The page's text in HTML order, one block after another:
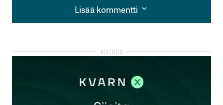
Lisää kommentti
Lisää kommentti
kirjautua
rekisteröityä